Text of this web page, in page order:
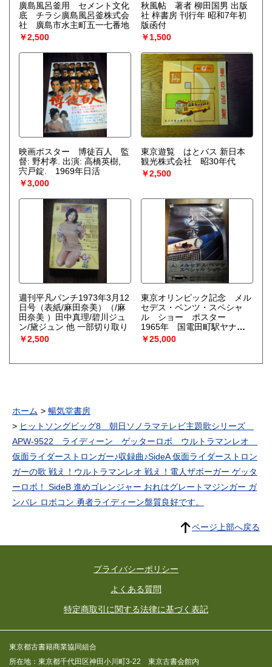
廣島風呂釜用 セメント文化
底 チラシ廣島風呂釜株式会
社 廣島市水主町五一七番地
￥2,500
秋風帖 著者 柳田国男 出版
社 梓書房 刊行年 昭和7年初
版函付
￥1,500
映画ポスター 博徒百人 監
督: 野村孝. 出演: 高橋英樹,
宍戸錠. 1969年日活
￥3,000
東京遊覧 はとバス 新日本
観光株式会社 昭30年代
￥2,500
週刊平凡パンチ1973年3月12
日号（表紙/麻田奈美）（/麻
田奈美 ）田中真理/碧川ジュ
ン/黛ジュン 他 一部切り取り
￥2,500
東京オリンピック記念 メル
セデス・ベンツ・スペシャ
ル ショー ポスター
1965年 国電田町駅ヤナセ
ウエスタン自動車
￥25,000
ホーム
暢気堂書房
ヒットソングビッグ8 朝日ソノラマテレビ主題歌シリーズ
APW-9522 ライディーン ゲッターロボ ウルトラマンレオ
仮面ライダーストロンガー♪収録曲♪SideA 仮面ライダーストロン
ガーの歌 戦え！ウルトラマンレオ 戦え！電人ザボーガー ゲッタ
ーロボ！ SideB 進めゴレンジャー おれはグレートマジンガー ガ
ンバレ ロボコン 勇者ライディーン盤質良好です。
ページ上部へ戻る
プライバシーポリシー
よくある質問
特定商取引に関する法律に基づく表記
東京都古書籍商業協同組合
所在地：東京都千代田区神田小川町3-22 東京古書会館内